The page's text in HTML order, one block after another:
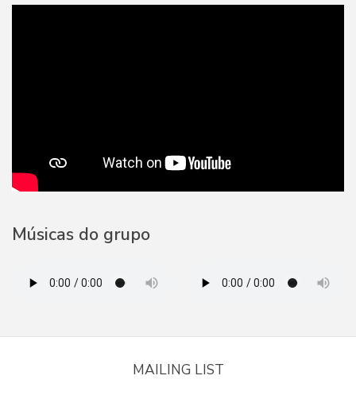
Músicas do grupo
MAILING LIST